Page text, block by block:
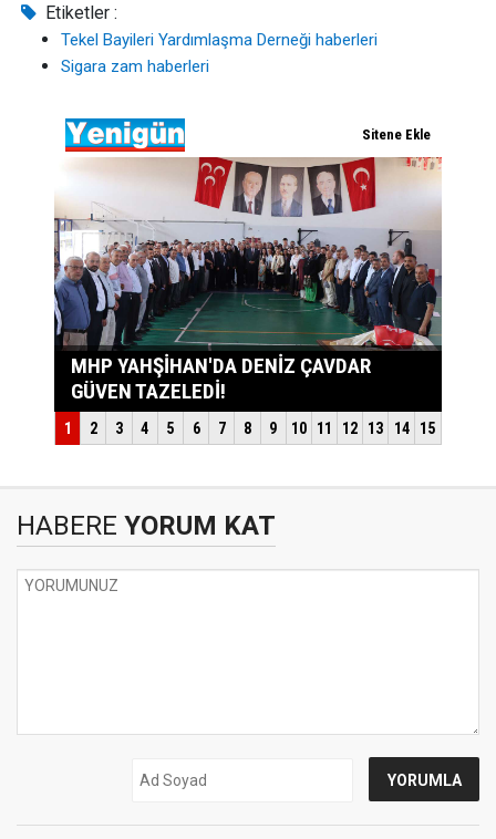
Etiketler :
Tekel Bayileri Yardımlaşma Derneği haberleri
Sigara zam haberleri
HABERE YORUM KAT